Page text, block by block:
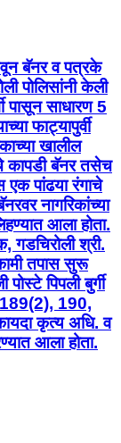
बॅनर व पत्रके
पोलिसांनी केली
पासून साधारण 5
फाट्यापुर्वी
खालील
कापडी बॅनर तसेच
पांढ­या रंगाचे
नागरिकांच्या
आला होता.
गडचिरोली श्री.
तपास सुरू
पिपली बुर्गी
190,
कृत्य अधि. व
आला होता.